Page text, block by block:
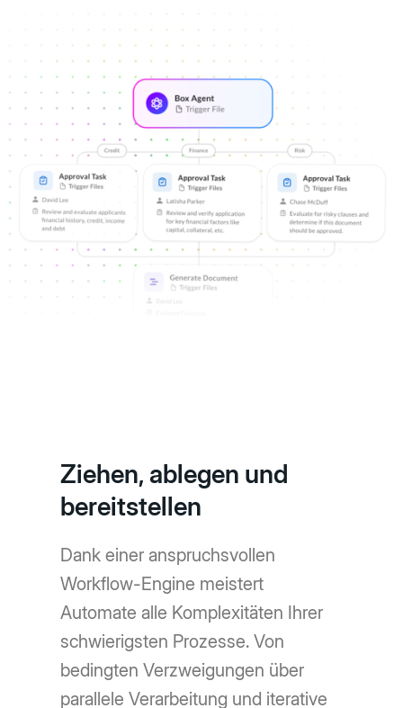
Ziehen, ablegen und
bereitstellen
Dank einer anspruchsvollen
Workflow-Engine meistert
Automate alle Komplexitäten Ihrer
schwierigsten Prozesse. Von
bedingten Verzweigungen über
parallele Verarbeitung und iterative